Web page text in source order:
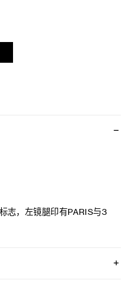
志，左镜腿印有PARIS与3